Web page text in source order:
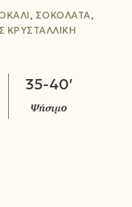
, ΣΟΚΟΛΆΤΑ,
ΚΡΥΣΤΑΛΛΙΚΉ
35-40′